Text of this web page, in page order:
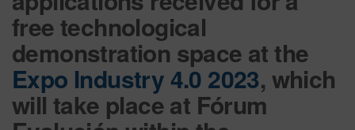
free technological
demonstration space at the
Expo Industry 4.0 2023, which
will take place at Fórum